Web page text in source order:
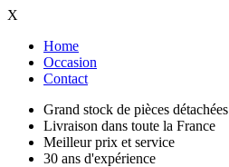
X
Home
Occasion
Contact
Grand stock de pièces détachées
Livraison dans toute la France
Meilleur prix et service
30 ans d'expérience